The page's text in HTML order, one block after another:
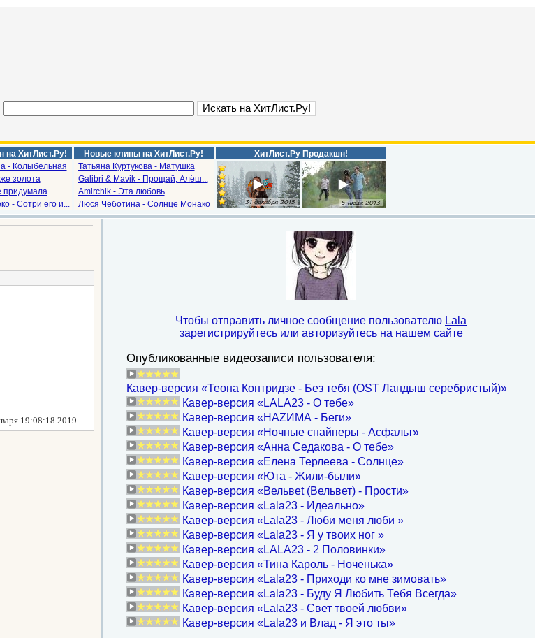
на ХитЛист.Ру!
- Колыбельная
золота
придумала
- Сотри его и...
Новые клипы на ХитЛист.Ру!
Татьяна Куртукова - Матушка
Galibri & Mavik - Прощай, Алёш...
Amirchik - Эта любовь
Люся Чеботина - Солнце Монако
ХитЛист.Ру Продакшн!
19:08:18 2019
Чтобы отправить личное сообщение пользователю Lala
зарегистрируйтесь или авторизуйтесь на нашем сайте
Опубликованные видеозаписи пользователя:
Кавер-версия «Теона Контридзе - Без тебя (OST Ландыш серебристый)»
Кавер-версия «LALA23 - О тебе»
Кавер-версия «НАZИМА - Беги»
Кавер-версия «Ночные снайперы - Асфальт»
Кавер-версия «Анна Седакова - О тебе»
Кавер-версия «Елена Терлеева - Солнце»
Кавер-версия «Юта - Жили-были»
Кавер-версия «Вельвеt (Вельвет) - Прости»
Кавер-версия «Lala23 - Идеально»
Кавер-версия «Lala23 - Люби меня люби »
Кавер-версия «Lala23 - Я у твоих ног »
Кавер-версия «LALA23 - 2 Половинки»
Кавер-версия «Тина Кароль - Ноченька»
Кавер-версия «Lala23 - Приходи ко мне зимовать»
Кавер-версия «Lala23 - Буду Я Любить Тебя Всегда»
Кавер-версия «Lala23 - Свет твоей любви»
Кавер-версия «Lala23 и Влад - Я это ты»